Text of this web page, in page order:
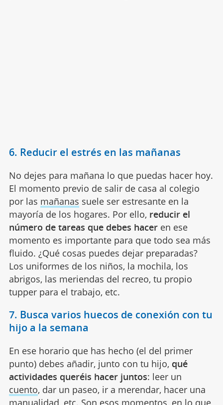
6. Reducir el estrés en las mañanas
No dejes para mañana lo que puedas hacer hoy.
El momento previo de salir de casa al colegio
por las mañanas suele ser estresante en la
mayoría de los hogares. Por ello, reducir el
número de tareas que debes haceren ese
momento es importante para que todo sea más
fluido. ¿Qué cosas puedes dejar preparadas?
Los uniformes de los niños, la mochila, los
abrigos, las meriendas del recreo, tu propio
tupper para el trabajo, etc.
7. Busca varios huecos de conexión con tu
hijo a la semana
En ese horario que has hecho (el del primer
punto) debes añadir, junto con tu hijo, qué
actividades queréis hacer juntos: leer un
cuento, dar un paseo, ir a merendar, hacer una
manualidad, etc. Son esos momentos, en lo que